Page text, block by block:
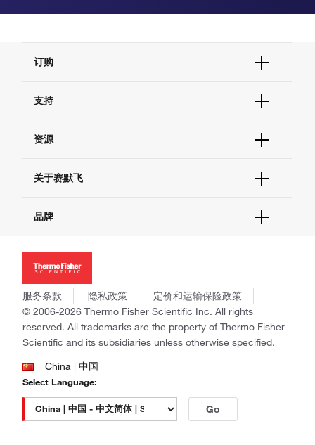
订购
订单支持
现货供应中心
支持
联系我们 - 400 820 8982
查找文件&证书
资源
促销
社交媒体
关于赛默飞
招聘
新闻
社会责任
商标
政策和通知
品牌
Applied Biosystems
Invitrogen
Gibco
Ion Torrent
Unity Lab Services
Patheon
PPD
服务条款 隐私政策
定价和运输保险政策
© 2006-2026 Thermo Fisher Scientific Inc. All rights
reserved. All trademarks are the property of Thermo Fisher
Scientific and its subsidiaries unless otherwise specified.
China | 中国
Select Language:
Go